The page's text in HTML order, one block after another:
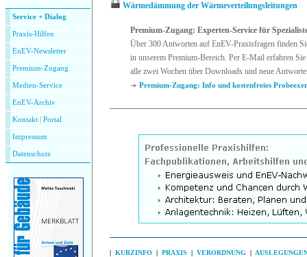
Service + Dialog
Praxis-Hilfen
EnEV-Newsletter
Premium-Zugang
Medien-Service
EnEV-Archiv
Kontakt Portal
Impressum
Datenschutz
Wärmedämmung der Wärmeverteilungsleitungen
Premium-Zugang: Experten-Service für
Über 300 Antworten auf EnEV-Praxisfragen finden
in unserem Premium-Bereich. Per E-Mail erfahren Sie
alle zwei Wochen über Downloads und neue
Premium-Zugang: Info und kostenfreies
| KURZINFO | PRAXIS | VERORDNUNG |